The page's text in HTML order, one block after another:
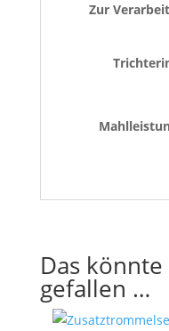
Zur
Das
gefallen …